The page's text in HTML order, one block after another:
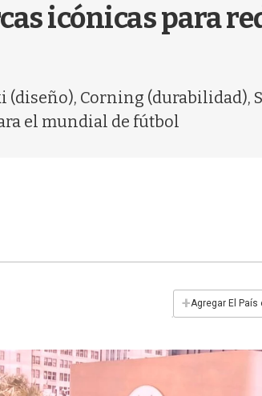
icónicas para
(diseño), Corning (durabilidad),
el mundial de fútbol
+Agregar El País